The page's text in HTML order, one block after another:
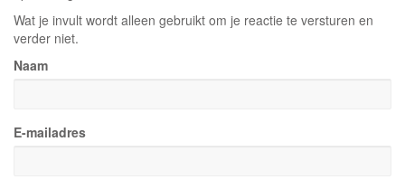
Wat je invult wordt alleen gebruikt om je reactie te versturen en
verder niet.
Naam
E-mailadres